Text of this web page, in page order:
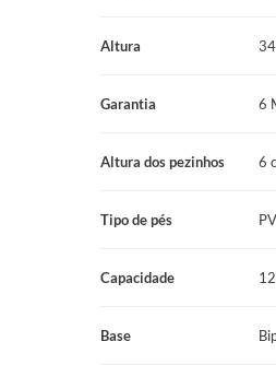
Revestimento lateral: Suede
Largura: 193 cm
Altura
Garantia 6
Altura dos pezinhos 6
Tipo de pés
Capacidade
Base